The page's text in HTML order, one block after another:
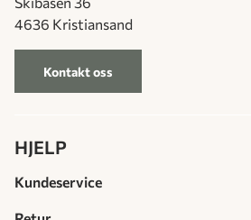
4636 Kristiansand
Kontakt oss
HJELP
Kundeservice